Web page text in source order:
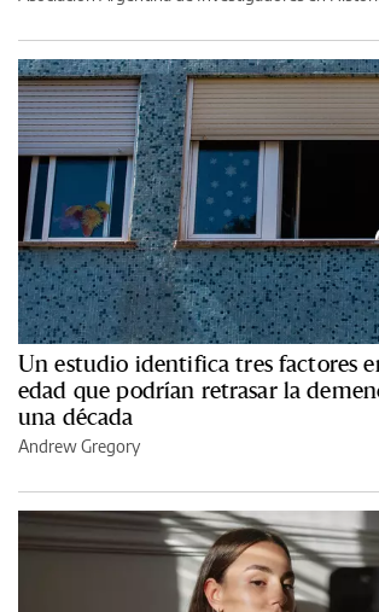
Un estudio identifica tres factores
edad que podrían retrasar la
una década
Andrew Gregory